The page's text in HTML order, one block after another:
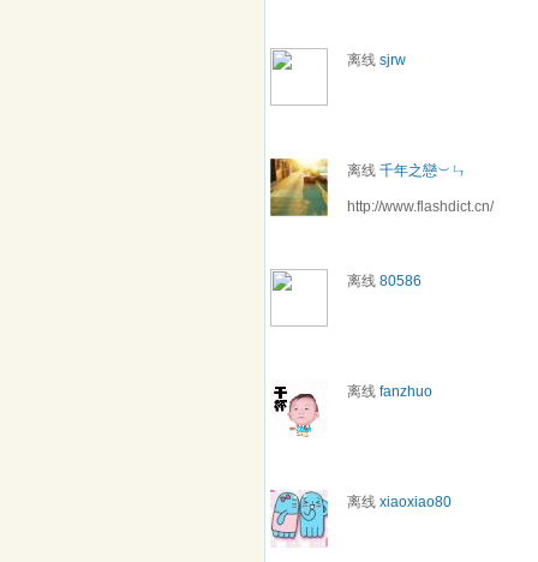
离线 sjrw
离线 千年之戀︶ㄣ
http://www.flashdict.cn/
离线 80586
离线 fanzhuo
离线 xiaoxiao80